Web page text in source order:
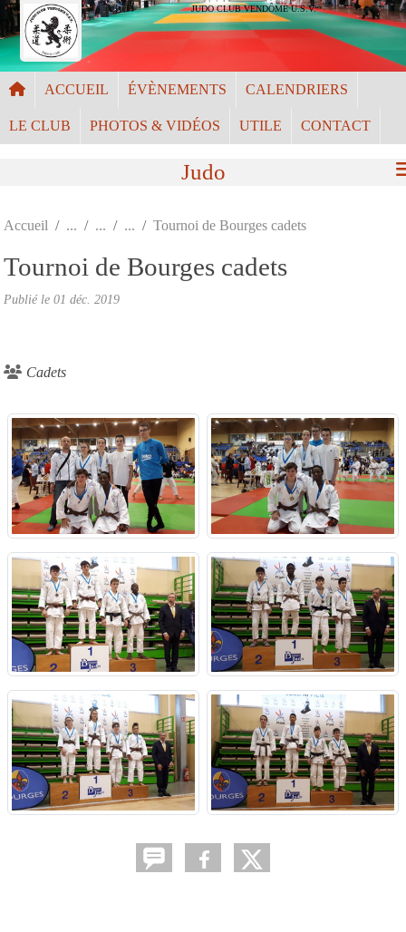
JUDO CLUB VENDÔME U.S.V.
ACCUEIL ÉVÈNEMENTS CALENDRIERS
LE CLUB PHOTOS & VIDÉOS UTILE CONTACT
Judo
Accueil Tournoi de Bourges cadets
Tournoi de Bourges cadets
Publié le 01 déc. 2019
Cadets
Panneau de gestion des cookies